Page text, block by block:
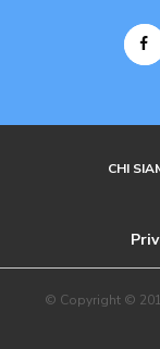
CHI
© Copyright ©